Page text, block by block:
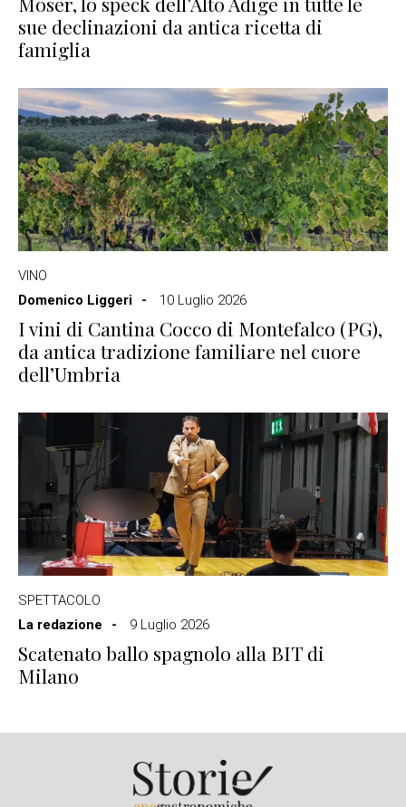
sue declinazioni da antica ricetta di
famiglia
VINO
Domenico Liggeri
10 Luglio 2026
I vini di Cantina Cocco di Montefalco (PG),
da antica tradizione familiare nel cuore
dell’Umbria
SPETTACOLO
La redazione
9 Luglio 2026
Scatenato ballo spagnolo alla BIT di
Milano